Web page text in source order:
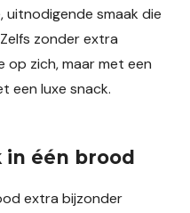
uitnodigende smaak die
zonder extra
zich, maar met een
een luxe snack.
in één brood
extra bijzonder